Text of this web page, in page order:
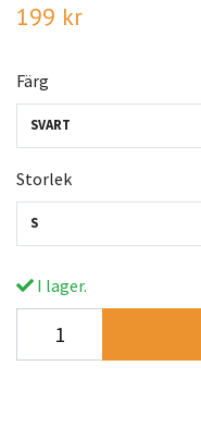
199 kr
Färg
SVART
Storlek
S
I lager.